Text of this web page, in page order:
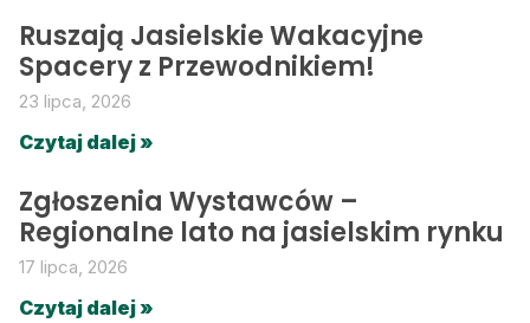
Ruszają Jasielskie Wakacyjne
Spacery z Przewodnikiem!
23 lipca, 2026
Czytaj dalej »
Zgłoszenia Wystawców –
Regionalne lato na jasielskim rynku
17 lipca, 2026
Czytaj dalej »